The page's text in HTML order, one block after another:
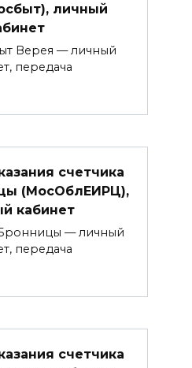
личный
Верея — личный
передача
счетчика
(МосОблЕИРЦ),
кабинет
— личный
передача
счетчика